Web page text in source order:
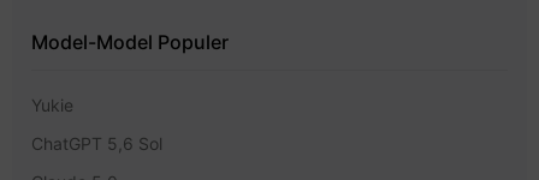
Model-Model Populer
Yukie
ChatGPT 5,6 Sol